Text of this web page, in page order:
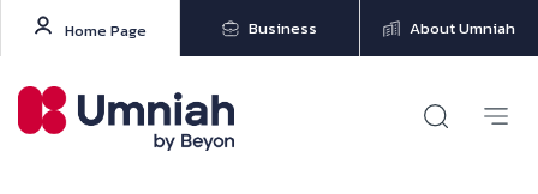
Home Page Business About Umniah